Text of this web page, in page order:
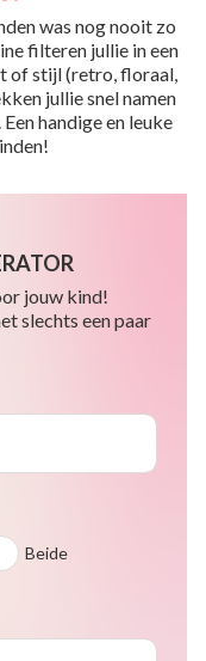
was nog nooit zo
filteren jullie in een
of stijl (retro, floraal,
jullie snel namen
handige en leuke
jouw kind!
slechts een paar
Beide